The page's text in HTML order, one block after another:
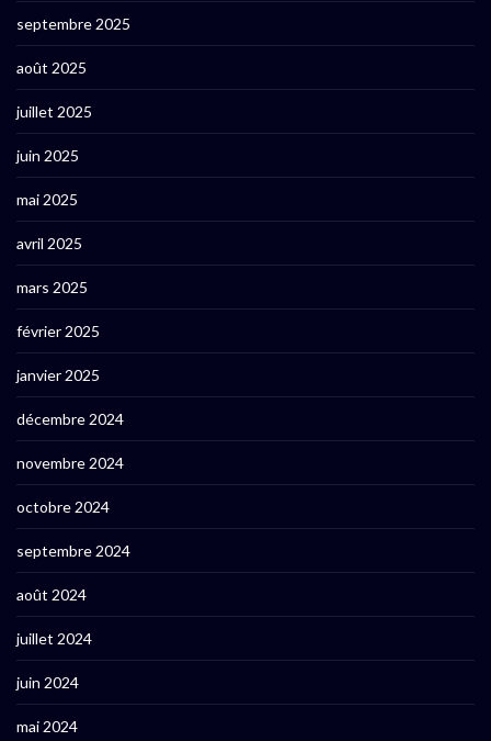
septembre 2025
août 2025
juillet 2025
juin 2025
mai 2025
avril 2025
mars 2025
février 2025
janvier 2025
décembre 2024
novembre 2024
octobre 2024
septembre 2024
août 2024
juillet 2024
juin 2024
mai 2024